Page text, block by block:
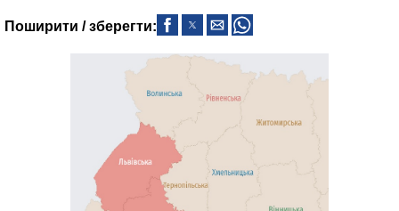
Поширити / зберегти: